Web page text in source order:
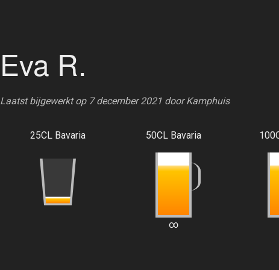
Eva R.
Laatst bijgewerkt op 7 december 2021 doorKamphuis
25CL Bavaria 50CL Bavaria
∞